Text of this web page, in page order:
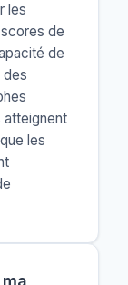
les
de
de
des
atteignent
les